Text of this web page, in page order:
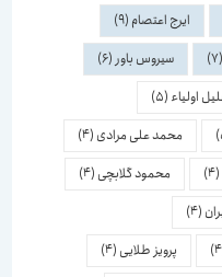
ایرج اعتصام(9)
سیروس باور (6)
اولیاء(5)
محمد علی مرادی(4)
محمود گلابچی(4)
(4)
پرویز طلایی(4)